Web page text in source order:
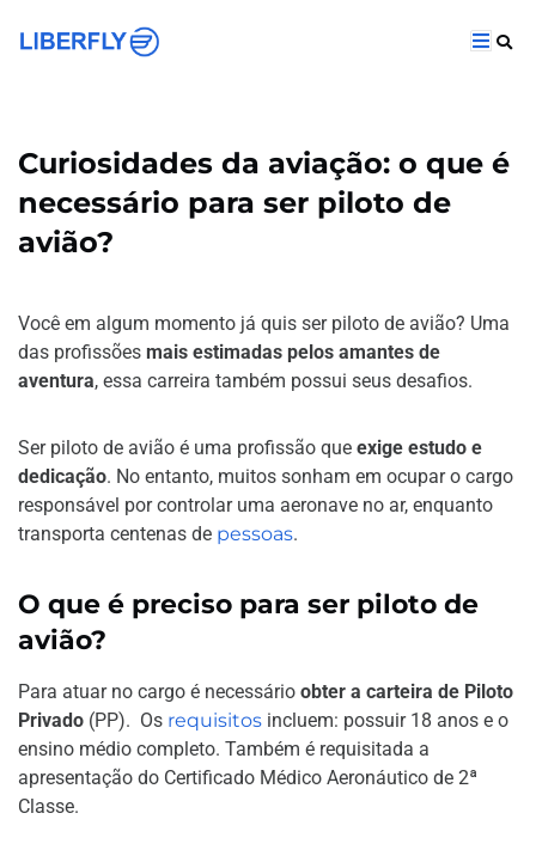
Curiosidades da aviação: o que é
necessário para ser piloto de
avião?
Você em algum momento já quis ser piloto de avião? Uma
das profissões mais estimadas pelos amantes de
aventura, essa carreira também possui seus desafios.
Ser piloto de avião é uma profissão que exige estudo e
dedicação. No entanto, muitos sonham em ocupar o cargo
responsável por controlar uma aeronave no ar, enquanto
transporta centenas de pessoas.
O que é preciso para ser piloto de
avião?
Para atuar no cargo é necessário obter a carteira de Piloto
Privado (PP). Os requisitos incluem: possuir 18 anos e o
ensino médio completo. Também é requisitada a
apresentação do Certificado Médico Aeronáutico de 2ª
Classe.